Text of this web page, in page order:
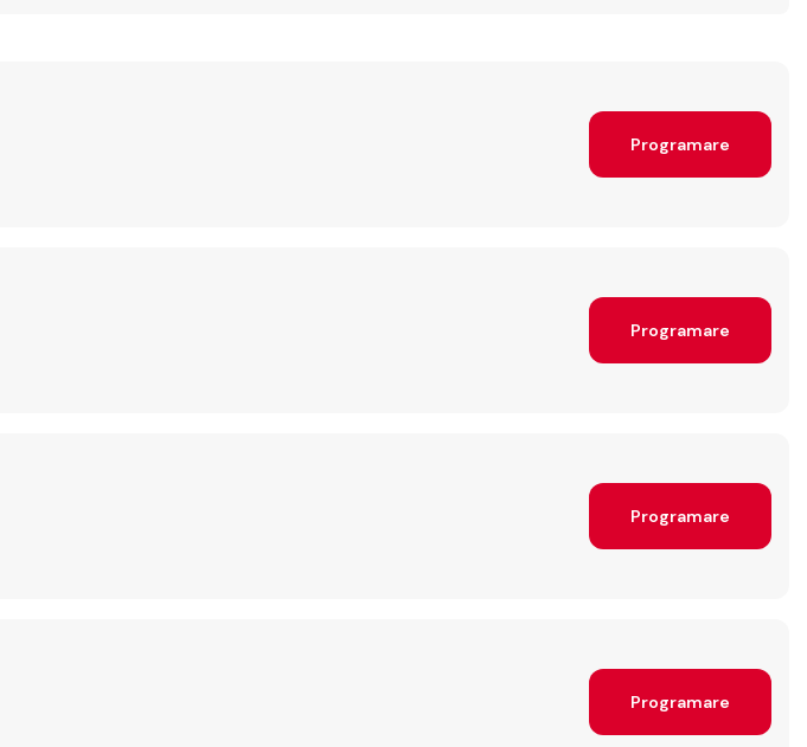
Programare
Programare
Programare
Programare